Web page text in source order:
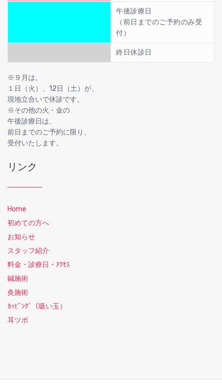
午後診療日
（前日までのご予約のみ受
付）
終日休診日
※９月は、
１日（火）、12日（土）が、
現地立合いで休診です。
※その他の火・金の
午後診療日は、
前日までのご予約に限り、
受付いたします。
リンク
Home
初めての方へ
お知らせ
スタッフ紹介
料金・診療日・ｱｸｾｽ
鍼施術
灸施術
ｶｯﾋﾟﾝｸﾞ（吸い玉）
耳ツボ